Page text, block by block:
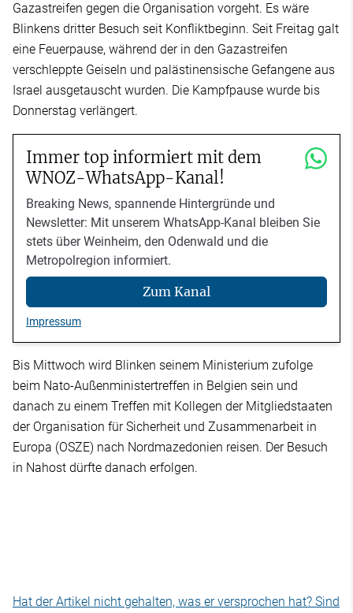
Gazastreifen gegen die Organisation vorgeht. Es wäre
Blinkens dritter Besuch seit Konfliktbeginn. Seit Freitag galt
eine Feuerpause, während der in den Gazastreifen
verschleppte Geiseln und palästinensische Gefangene aus
Israel ausgetauscht wurden. Die Kampfpause wurde bis
Donnerstag verlängert.
Immer top informiert mit dem
WNOZ-WhatsApp-Kanal!
Breaking News, spannende Hintergründe und
Newsletter: Mit unserem WhatsApp-Kanal bleiben Sie
stets über Weinheim, den Odenwald und die
Metropolregion informiert.
Zum Kanal
Impressum
Bis Mittwoch wird Blinken seinem Ministerium zufolge
beim Nato-Außenministertreffen in Belgien sein und
danach zu einem Treffen mit Kollegen der Mitgliedstaaten
der Organisation für Sicherheit und Zusammenarbeit in
Europa (OSZE) nach Nordmazedonien reisen. Der Besuch
in Nahost dürfte danach erfolgen.
Hat der Artikel nicht gehalten, was er versprochen hat? Sind